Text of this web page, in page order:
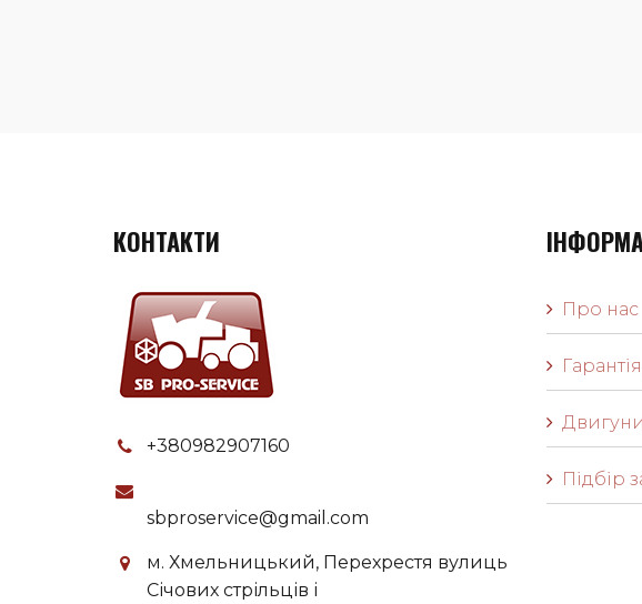
КОНТАКТИ
+380982907160
sbproservice@gmail.com
м. Хмельницький, Перехрестя вулиць
Січових стрільців і
Про нас
Підбір